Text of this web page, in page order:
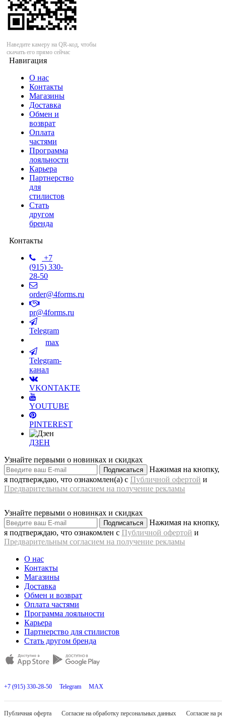
Наведите камеру на QR-код, чтобы
скачать его прямо сейчас
Навигация
О нас
Контакты
Магазины
Доставка
Обмен и
возврат
Оплата
частями
Программа
лояльности
Карьера
Партнерство
для
стилистов
Стать
другом
бренда
Контакты
+7
(915) 330-
28-50
order@4forms.ru
pr@4forms.ru
Telegram
max
Telegram-
канал
VKONTAKTE
YOUTUBE
PINTEREST
ДЗЕН
Узнайте первыми о новинках и скидках
Подписаться
Нажимая на кнопку,
я подтверждаю, что ознакомлен(а) с Публичной офертой и
Предварительным согласием на получение рекламы
Узнайте первыми о новинках и скидках
Подписаться
Нажимая на кнопку,
я подтверждаю, что ознакомлен с Публичной офертой и
Предварительным согласием на получение рекламы
О нас
Контакты
Магазины
Доставка
Обмен и возврат
Оплата частями
Программа лояльности
Карьера
Партнерство для стилистов
Стать другом бренда
+7 (915) 330-28-50 Telegram MAX
Публичная оферта Согласие на обработку персональных данных Согласие на